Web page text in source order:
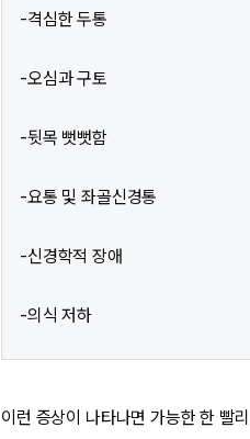
-격심한 두통
-오심과 구토
-뒷목 뻣뻣함
-요통 및 좌골신경통
-신경학적 장애
-의식 저하
이런 증상이 나타나면 가능한 한 빨